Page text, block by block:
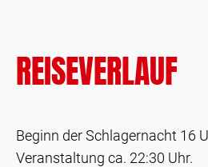
REISEVERLAUF
Beginn der Schlagernacht 16
Veranstaltung ca. 22:30 Uhr.